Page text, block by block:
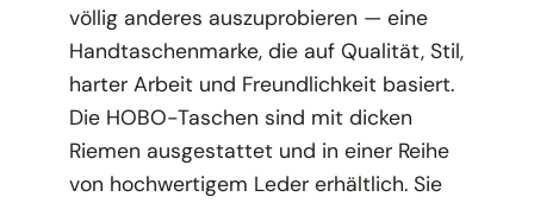
völlig anderes auszuprobieren — eine
Handtaschenmarke, die auf Qualität, Stil,
harter Arbeit und Freundlichkeit basiert.
Die HOBO-Taschen sind mit dicken
Riemen ausgestattet und in einer Reihe
von hochwertigem Leder erhältlich. Sie